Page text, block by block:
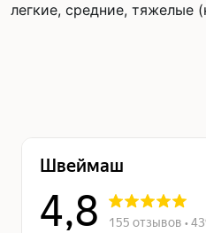
легкие, средние, тяжелые